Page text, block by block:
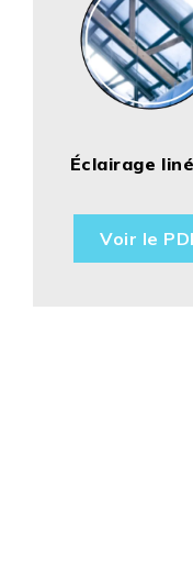
Éclairage
Voir le